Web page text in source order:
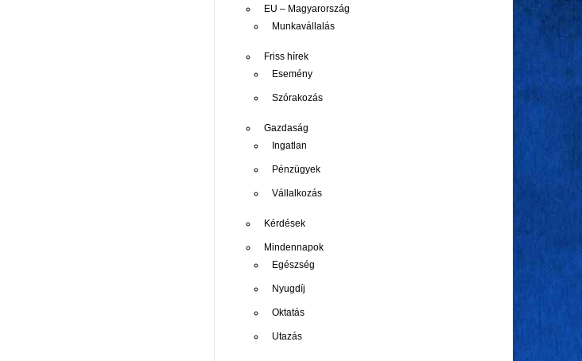
EU – Magyarország
Munkavállalás
Friss hírek
Esemény
Szórakozás
Gazdaság
Ingatlan
Pénzügyek
Vállalkozás
Kérdések
Mindennapok
Egészség
Nyugdíj
Oktatás
Utazás